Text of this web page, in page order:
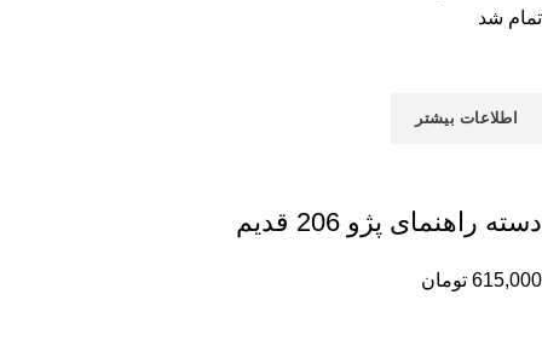
تمام شد
اطلاعات بیشتر
دسته راهنمای پژو 206 قدیم
615,000 تومان